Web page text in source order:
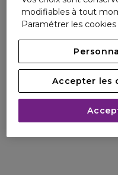
Activiste poétique, elle
l'image de sa fleur totem.
découvrir une floriculture
modifiables à tout
Paramétrer les
Accepter les